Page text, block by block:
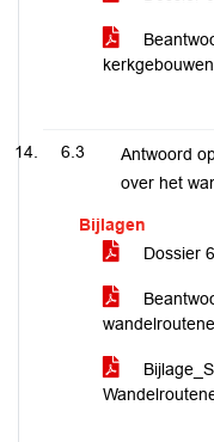
kerkgebouwen
6.3
Antwoord
over het
Bijlagen
Dossier